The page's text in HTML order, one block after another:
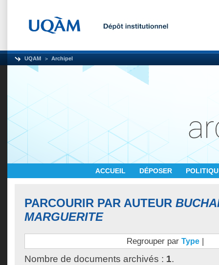
UQAM Archipel
ACCUEIL DÉPOSER
PARCOURIR PAR AUTEUR
MARGUERITE
Regrouper par Type |
Nombre de documents archivés : 1.